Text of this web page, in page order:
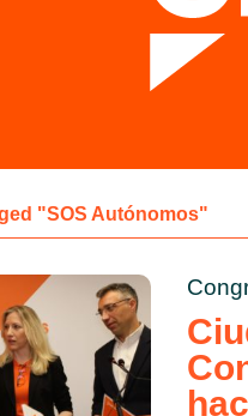
"SOS Autónomos"